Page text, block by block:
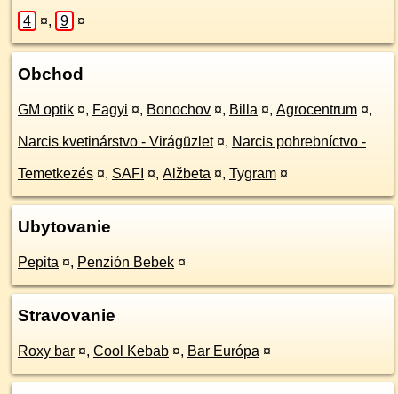
4 ¤, 9 ¤
Obchod
GM optik ¤, Fagyi ¤, Bonochov ¤, Billa ¤, Agrocentrum ¤,
Narcis kvetinárstvo - Virágüzlet ¤, Narcis pohrebníctvo -
Temetkezés ¤, SAFI ¤, Alžbeta ¤, Tygram ¤
Ubytovanie
Pepita ¤, Penzión Bebek ¤
Stravovanie
Roxy bar ¤, Cool Kebab ¤, Bar Európa ¤